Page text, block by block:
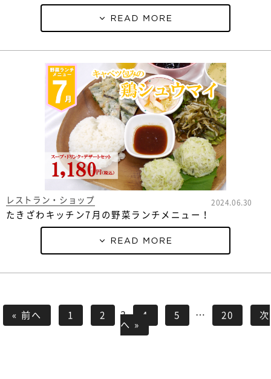
レストラン・ショップ 2024.06.30
たきざわキッチン7月の野菜ランチメニュー！
« 前へ 1 2 3 4 5 … 20 次
へ »